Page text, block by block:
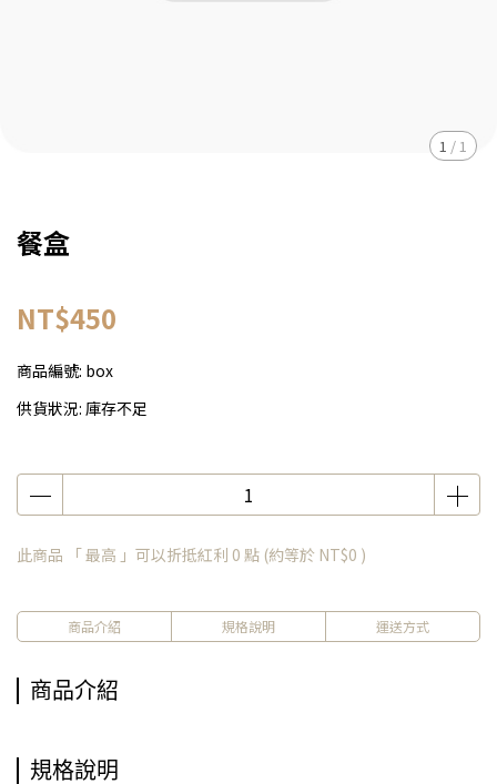
1 / 1
餐盒
NT$450
商品編號: box
供貨狀況: 庫存不足
此商品 「 最高 」可以折抵紅利 0 點 (約等於 NT$0 )
商品介紹 規格說明 運送方式
商品介紹
規格說明